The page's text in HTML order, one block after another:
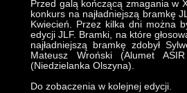
Przed galą kończącą zmagania w
konkurs na najładniejszą bramkę
Kwiecień. Przez kilka dni można
edycji JLF. Bramki, na które
najładniejszą bramkę zdobył
Mateusz Wroński (Alumet
(Niedzielanka Olszyna).
Do zobaczenia w kolejnej edycji.